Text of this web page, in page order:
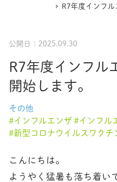
R7年度インフル
公開日：2025.09.30
R7年度インフル
開始します。
その他
インフルエンザ
インフル
新型コロナウイルスワクチ
こんにちは。
ようやく猛暑も落ち着い